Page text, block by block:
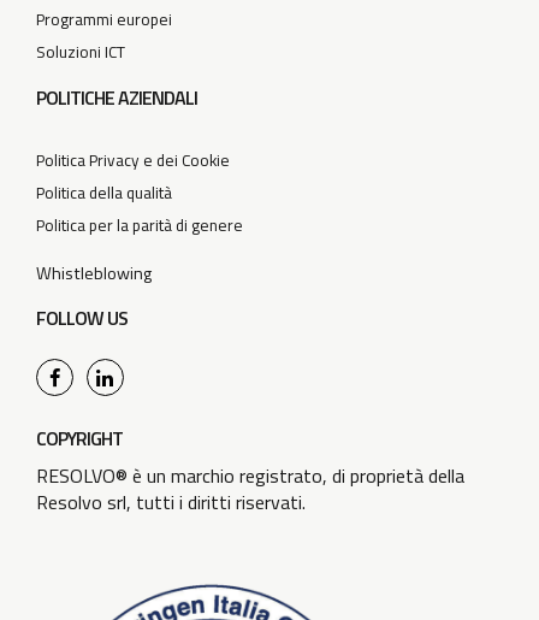
Programmi europei
Soluzioni ICT
POLITICHE AZIENDALI
Politica Privacy e dei Cookie
Politica della qualità
Politica per la parità di genere
Whistleblowing
FOLLOW US
COPYRIGHT
RESOLVO® è un marchio registrato, di proprietà della
Resolvo srl, tutti i diritti riservati.